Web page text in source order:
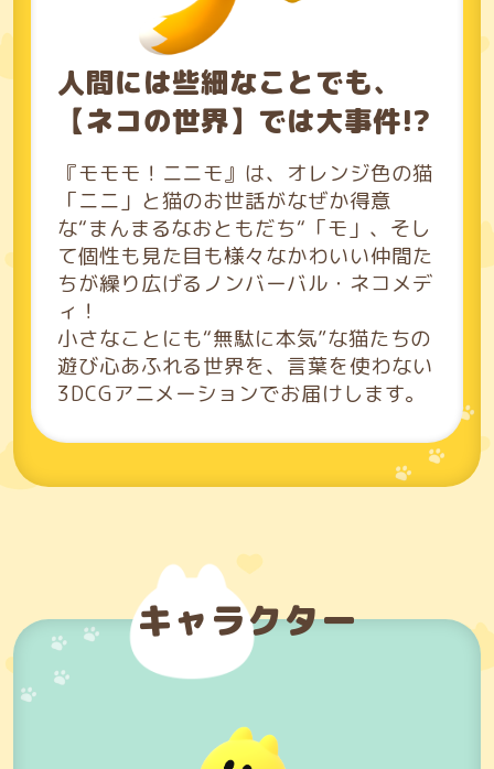
人間には些細なことでも、
【ネコの世界】では大事件!?
『モモモ！ニニモ』は、オレンジ色の猫
「ニニ」と猫のお世話がなぜか得意
な“まんまるなおともだち“「モ」、そし
て個性も見た目も様々なかわいい仲間た
ちが繰り広げるノンバーバル・ネコメデ
ィ！
小さなことにも“無駄に本気”な猫たちの
遊び心あふれる世界を、言葉を使わない
3DCGアニメーションでお届けします。
キャラクター